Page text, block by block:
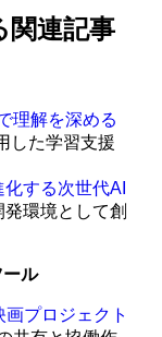
連記事
理解を深める
した学習支援
する次世代AI
環境として創
ール
プロジェクト